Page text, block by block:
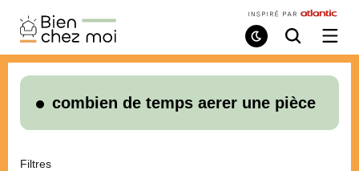
Bien
Chez
Moi
Mode
de
Recherche
/
le
combien de temps aerer une pièce
Filtres